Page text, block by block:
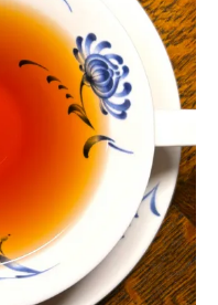
トフラッシュ 2026 第1便“マ
/ ジュン チヤバリ茶園 / ヒマ
プレミアム / カイルベッタ
たルワンダ紅茶のミルクテ